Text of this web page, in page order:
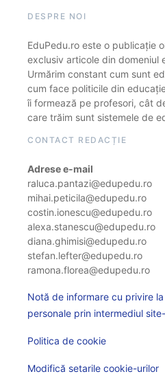
DESPRE NOI
EduPedu.ro este o publicație
exclusiv articole din domeniul
Urmărim constant cum sunt
cum face politicile din
îi formează pe profesori, cât
care trăim sunt sistemele de
CONTACT REDACȚIE
Adrese e-mail
raluca.pantazi@edupedu.ro
mihai.peticila@edupedu.ro
costin.ionescu@edupedu.ro
alexa.stanescu@edupedu.ro
diana.ghimisi@edupedu.ro
stefan.lefter@edupedu.ro
ramona.florea@edupedu.ro
Notă de informare cu privire
personale prin intermediul
Politica de cookie
Modifică setarile cookie-urilor